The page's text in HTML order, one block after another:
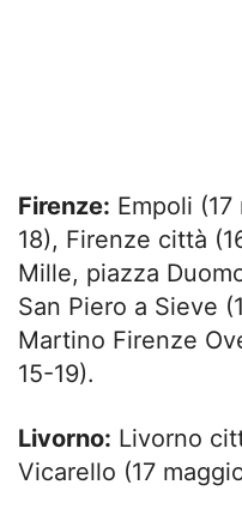
Firenze: Empoli
18), Firenze città
Mille, piazza
San Piero a Sieve
Martino Firenze
15-19).
Livorno: Livorno
Vicarello (17